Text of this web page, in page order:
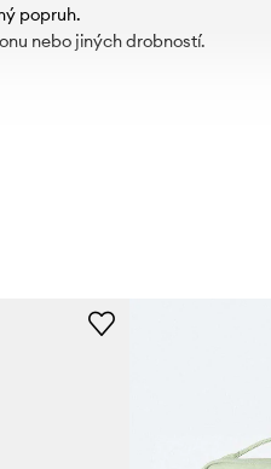
popruh.
nebo jiných drobností.